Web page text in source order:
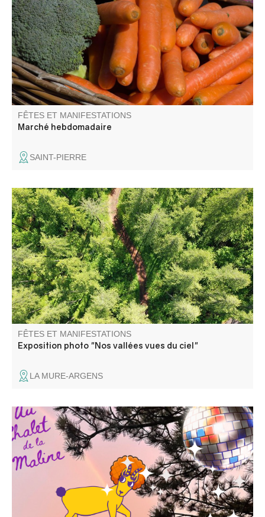
producteurs 100% locaux.
FÊTES ET MANIFESTATIONS
Marché hebdomadaire
SAINT-PIERRE
Du haut du ciel, le territoire de la CCAPV se révèle
comme une partition visuelle, où se mêlent les courbes
des montagnes, les reflets des lacs, les méandres des
rivières et les nuances des cultures.
FÊTES ET MANIFESTATIONS
Exposition photo "Nos vallées vues du ciel"
LA MURE-ARGENS
Venez passer une bonne soirée disco au Chalet de la
Maline avec DJ Uman ! Nous vous attendons nombreux